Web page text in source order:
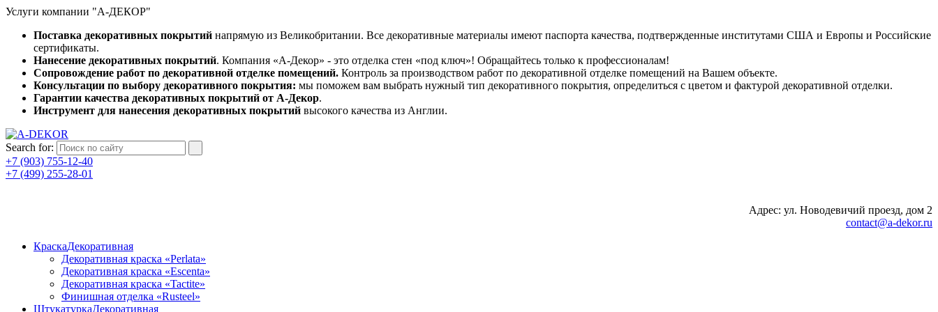
Услуги компании "А-ДЕКОР"
Поставка декоративных покрытий напрямую из Великобритании. Все декоративные материалы имеют паспорта качества, подтвержденные институтами США и Европы и Российские
сертификаты.
Нанесение декоративных покрытий. Компания «А-Декор» - это отделка стен «под ключ»! Обращайтесь только к профессионалам!
Сопровождение работ по декоративной отделке помещений. Контроль за производством работ по декоративной отделке помещений на Вашем объекте.
Консультации по выбору декоративного покрытия: мы поможем вам выбрать нужный тип декоративного покрытия, определиться с цветом и фактурой декоративной отделки.
Гарантии качества декоративных покрытий от А-Декор.
Инструмент для нанесения декоративных покрытий высокого качества из Англии.
Search for:
+7 (903) 755-12-40
+7 (499) 255-28-01
Адрес: ул. Новодевичий проезд, дом 2
contact@a-dekor.ru
КраскаДекоративная
Декоративная краска «Perlata»
Декоративная краска «Escenta»
Декоративная краска «Tactite»
Финишная отделка «Rusteel»
ШтукатуркаДекоративная